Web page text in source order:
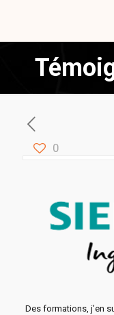
0
Des formations, j’en